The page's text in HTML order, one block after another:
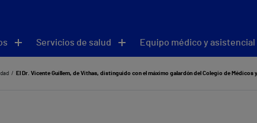
Servicios de salud Equipo médico y asistencial
El Dr. Vicente Guillem, de Vithas, distinguido con el máximo galardón del Colegio de Médicos